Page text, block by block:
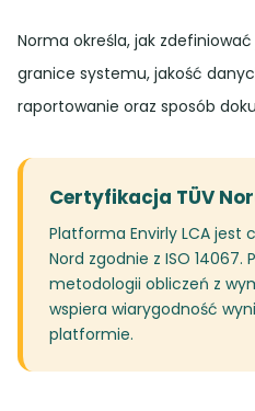
Norma określa, jak
granice systemu, jakość
raportowanie oraz sposób
Certyfikacja TÜV
Platforma Envirly LCA jest
Nord zgodnie z ISO
metodologii obliczeń z
wspiera wiarygodność
platformie.